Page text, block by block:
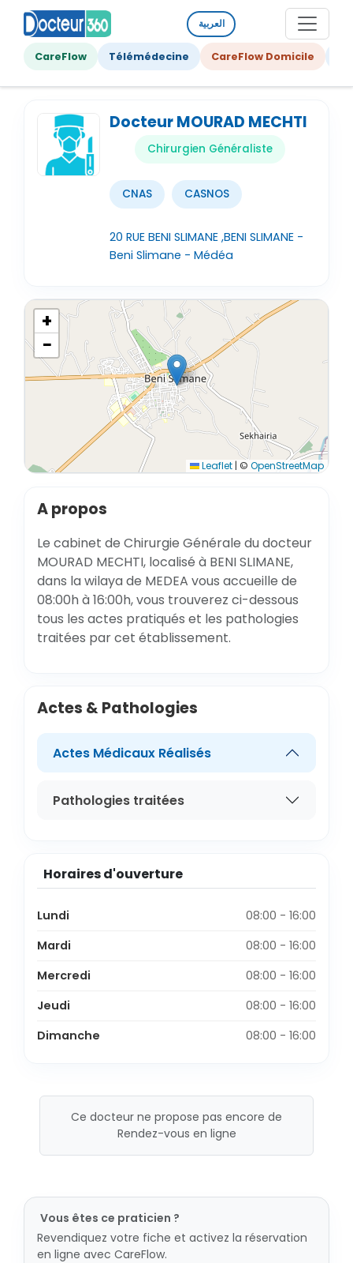
العربية
CareFlow Télémédecine CareFlow Domicile
Docteur MOURAD MECHTI
Chirurgien Généraliste
CNAS CASNOS
20 RUE BENI SLIMANE ,BENI SLIMANE -
Beni Slimane - Médéa
+
−
Leaflet | © OpenStreetMap
A propos
Le cabinet de Chirurgie Générale du docteur
MOURAD MECHTI, localisé à BENI SLIMANE,
dans la wilaya de MEDEA vous accueille de
08:00h à 16:00h, vous trouverez ci-dessous
tous les actes pratiqués et les pathologies
traitées par cet établissement.
Actes & Pathologies
Actes Médicaux Réalisés
Pathologies traitées
Horaires d'ouverture
Lundi
08:00 - 16:00
Mardi
08:00 - 16:00
Mercredi
08:00 - 16:00
Jeudi
08:00 - 16:00
Dimanche
08:00 - 16:00
Ce docteur ne propose pas encore de
Rendez-vous en ligne
Vous êtes ce praticien ?
Revendiquez votre fiche et activez la réservation
en ligne avec CareFlow.